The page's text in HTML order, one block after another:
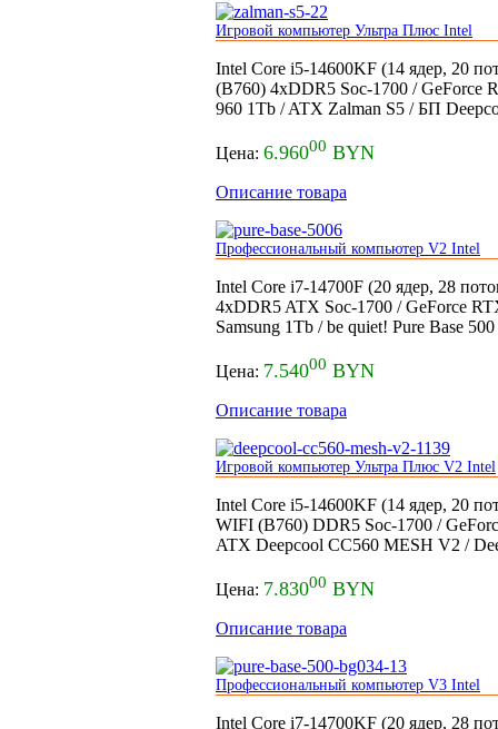
Игровой компьютер Ультра Плюс Intel
Intel Core i5-14600KF (14 ядер, 20
(B760) 4xDDR5 Soc-1700 / GeForce
960 1Tb / ATX Zalman S5 / БП
Цена: 6.96000 BYN
Описание товара
Профессиональный компьютер V2 Intel
Intel Core i7-14700F (20 ядер, 28
4xDDR5 ATX Soc-1700 / GeForce
Samsung 1Tb / be quiet! Pure Base
Цена: 7.54000 BYN
Описание товара
Игровой компьютер Ультра Плюс V2 Intel
Intel Core i5-14600KF (14 ядер, 20
WIFI (B760) DDR5 Soc-1700 /
ATX Deepcool CC560 MESH V2 /
Цена: 7.83000 BYN
Описание товара
Профессиональный компьютер V3 Intel
Intel Core i7-14700KF (20 ядер, 28